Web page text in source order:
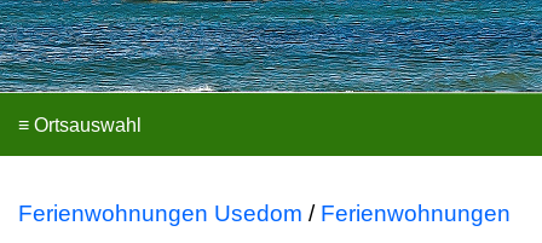
Ferienwohnungen Usedom / Ferienwohnungen